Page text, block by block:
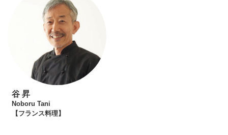
谷 昇
Noboru Tani
【フランス料理】